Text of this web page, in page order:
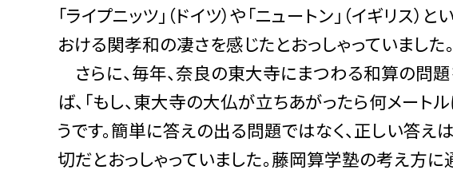
「ライプニッツ」（ドイツ）や「ニュートン」（イギリス
おける関孝和の凄さを感じたとおっしゃっていました。
さらに、毎年、奈良の東大寺にまつわる和算の問題
ば、「もし、東大寺の大仏が立ちあがったら何メート
うです。簡単に答えの出る問題ではなく、正しい答え
切だとおっしゃっていました。藤岡算学塾の考え方に